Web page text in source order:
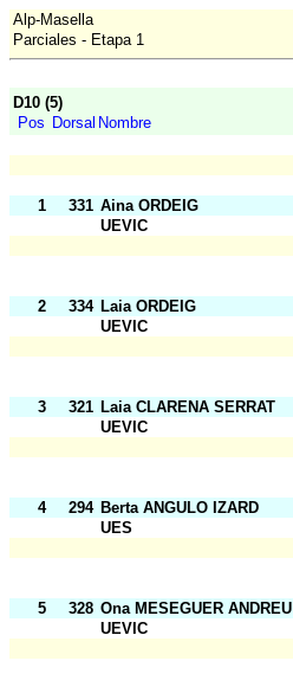
Alp-Masella
Parciales - Etapa 1
D10 (5)
Pos Dorsal Nombre
1 331 Aina ORDEIG
UEVIC
2 334 Laia ORDEIG
UEVIC
3 321 Laia CLARENA SERRAT
UEVIC
4 294 Berta ANGULO IZARD
UES
5 328 Ona MESEGUER ANDREU
UEVIC